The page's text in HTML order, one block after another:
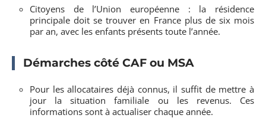
Citoyens de l’Union européenne : la résidence
principale doit se trouver en France plus de six mois
par an, avec les enfants présents toute l’année.
Démarches côté CAF ou MSA
Pour les allocataires déjà connus, il suffit de mettre à
jour la situation familiale ou les revenus. Ces
informations sont à actualiser chaque année.